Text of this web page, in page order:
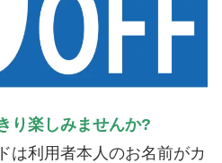
り楽しみませんか?
は利用者本人のお名前がカ